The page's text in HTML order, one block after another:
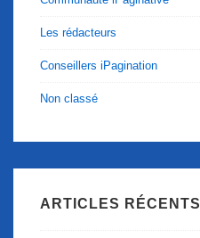
Les rédacteurs
Conseillers iPagination
Non classé
ARTICLES RÉCENTS